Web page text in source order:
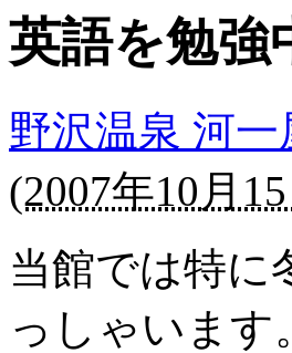
英語を勉強
野沢温泉 河一
(2007年10月
当館では特に
っしゃいます